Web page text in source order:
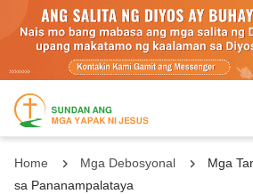
Home Mga Debosyonal
Mga
sa Pananampalataya